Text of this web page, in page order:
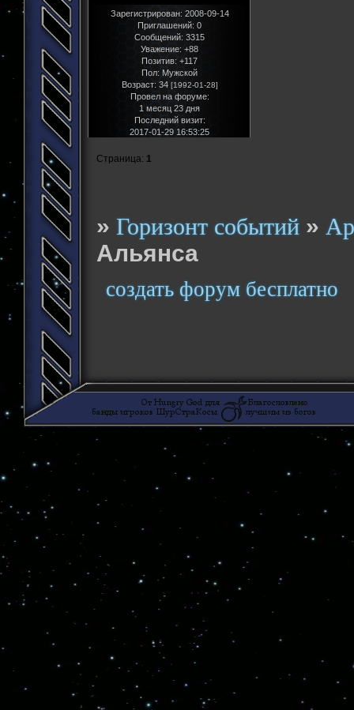
Зарегистрирован: 2008-09-14
Приглашений: 0
Сообщений: 3315
Уважение: +88
Позитив: +117
Пол: Мужской
Возраст: 34 [1992-01-28]
Провел на форуме:
1 месяц 23 дня
Последний визит:
2017-01-29 16:53:25
Страница: 1
»Горизонт событий »
Альянса
создать форум бесплатно